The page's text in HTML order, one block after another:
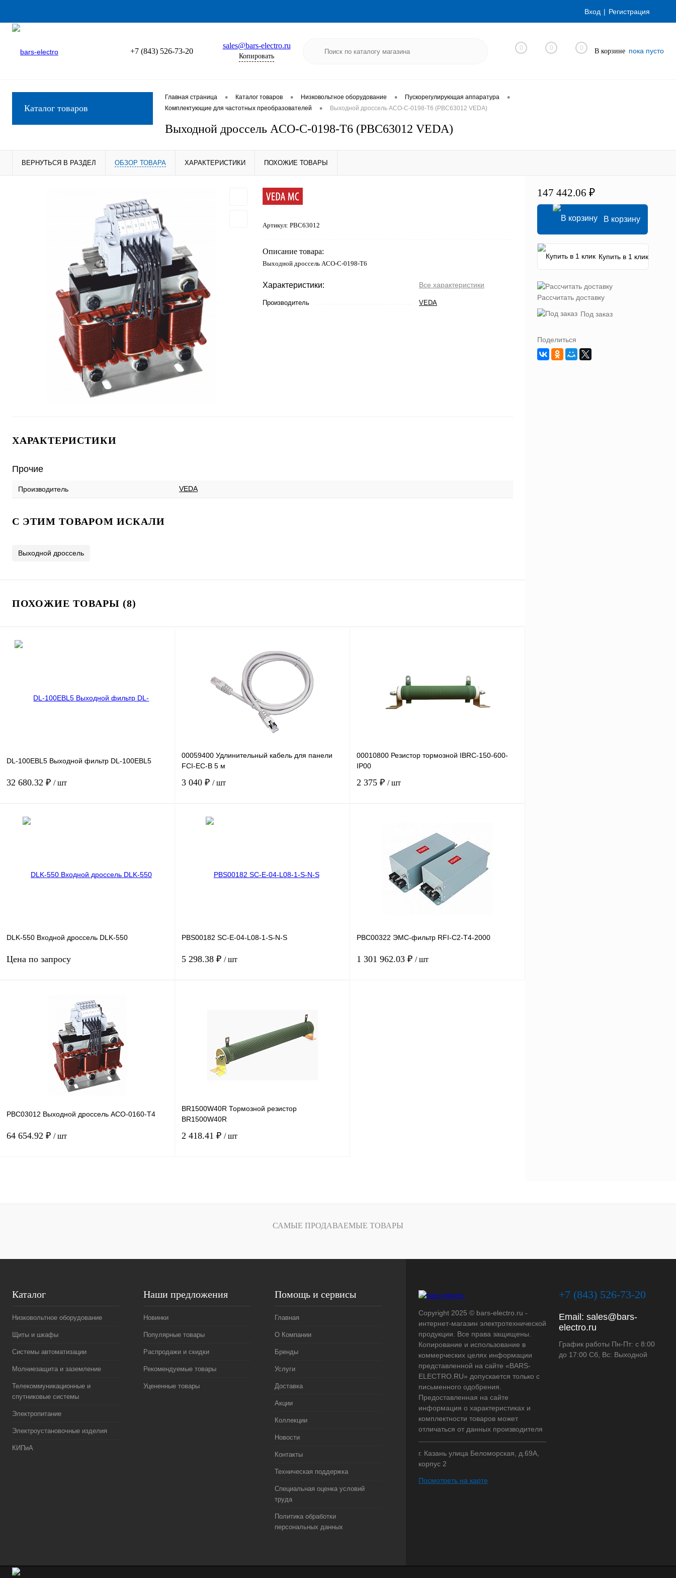
Вход Регистрация
+7 (843) 526-73-20
sales@bars-electro.ru
Копировать
0 0 0 В корзине пока пусто
Каталог товаров
Главная страница • Каталог товаров • Низковольтное оборудование • Пускорегулирующая аппаратура •
Комплектующие для частотных преобразователей • Выходной дроссель ACO-C-0198-T6 (PBC63012 VEDA)
Выходной дроссель ACO-C-0198-T6 (PBC63012 VEDA)
ВЕРНУТЬСЯ В РАЗДЕЛ ОБЗОР ТОВАРА ХАРАКТЕРИСТИКИ ПОХОЖИЕ ТОВАРЫ
Артикул: PBC63012
Описание товара:
Выходной дроссель ACO-C-0198-T6
Характеристики: Все характеристики
Производитель VEDA
ХАРАКТЕРИСТИКИ
Прочие
Производитель VEDA
C ЭТИМ ТОВАРОМ ИСКАЛИ
Выходной дроссель
ПОХОЖИЕ ТОВАРЫ (8)
DL-100EBL5 Выходной фильтр DL-100EBL5
32 680.32 ₽ / шт
00059400 Удлинительный кабель для панели
FCI-EC-В 5 м
3 040 ₽ / шт
00010800 Резистор тормозной IBRC-150-600-
IP00
2 375 ₽ / шт
Купить в 1 клик Сравнение
В избранное Под заказ
DLK-550 Входной дроссель DLK-550
Цена по запросу
Запросить цену
Сравнение
Под заказ
PBS00182 SC-E-04-L08-1-S-N-S
5 298.38 ₽ / шт
Сравнение
Под заказ
PBC00322 ЭМС-фильтр RFI-C2-T4-2000
1 301 962.03 ₽ / шт
PBC03012 Выходной дроссель ACO-0160-T4
64 654.92 ₽ / шт
Купить в 1 клик Сравнение
BR1500W40R Тормозной резистор
BR1500W40R
2 418.41 ₽ / шт
Купить в 1 клик Сравнение
147 442.06 ₽
В корзину
Купить в 1 клик
Рассчитать доставку
Под заказ
Поделиться
САМЫЕ ПРОДАВАЕМЫЕ ТОВАРЫ
Каталог
Низковольтное оборудование
Щиты и шкафы
Системы автоматизации
Молниезащита и заземление
Телекоммуникационные и
спутниковые системы
Электропитание
Электроустановочные изделия
КИПиА
Наши предложения
Новинки
Популярные товары
Распродажи и скидки
Рекомендуемые товары
Уцененные товары
Помощь и сервисы
Главная
О Компании
Бренды
Услуги
Доставка
Акции
Коллекции
Новости
Контакты
Техническая поддержка
Специальная оценка условий
труда
Политика обработки
персональных данных
Copyright 2025 © bars-electro.ru -
интернет-магазин электротехнической
продукции. Все права защищены.
Копирование и использование в
коммерческих целях информации
представленной на сайте «BARS-
ELECTRO.RU» допускается только с
письменного одобрения.
Предоставленная на сайте
информация о характеристиках и
комплектности товаров может
отличаться от данных производителя
г. Казань улица Беломорская, д.69А,
корпус 2
Посмотреть на карте
+7 (843) 526-73-20
Email: sales@bars-
electro.ru
График работы Пн-Пт: с 8:00
до 17:00 Сб, Вс: Выходной